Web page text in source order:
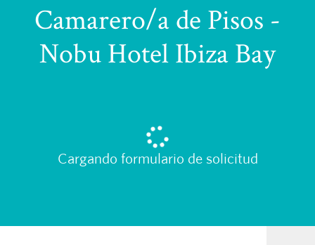
Camarero/a de Pisos -
Nobu Hotel Ibiza Bay
Cargando formulario de solicitud